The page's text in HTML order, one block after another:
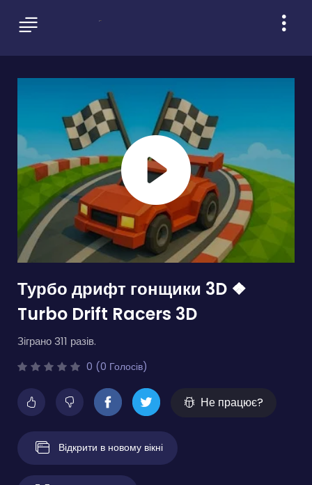
Турбо дрифт гонщики 3D ❖
Turbo Drift Racers 3D
Зіграно 311 разів.
0 (0 Голосів)
Не працює?
Відкрити в новому вікні